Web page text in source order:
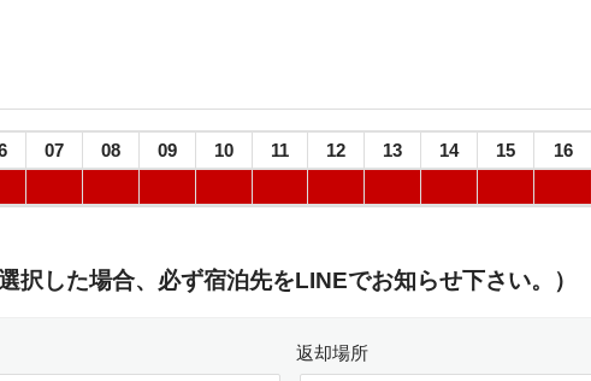
07 08 09 10 11 12 13 14 15 16
択した場合、必ず宿泊先をLINEでお知らせ下さい。）
返却場所